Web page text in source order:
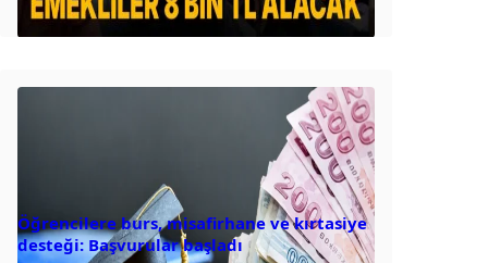
Öğrencilere burs, misafirhane ve kırtasiye
desteği: Başvurular başladı